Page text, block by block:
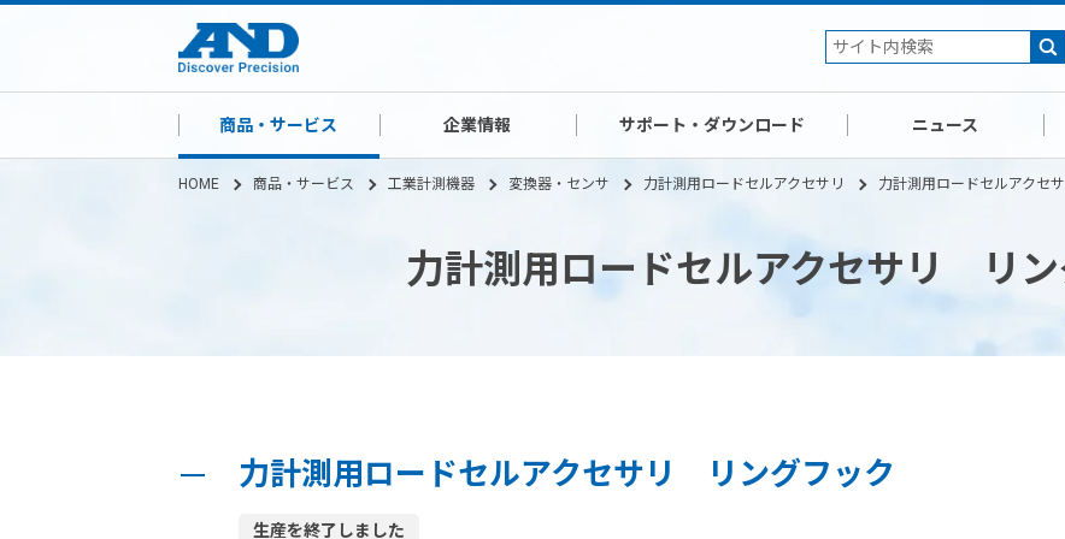
商品・サービス 企業情報 サポート・ダウンロード ニュース
HOME 商品・サービス 工業計測機器 変換器・センサ 力計測用ロードセルアクセサリ 力計測用ロードセルアクセ
力計測用ロードセルアクセサリ リン
力計測用ロードセルアクセサリ リングフック
生産を終了しました